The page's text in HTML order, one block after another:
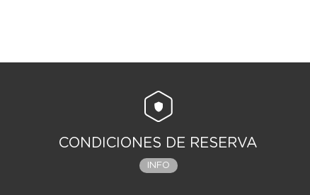
CONDICIONES DE RESERVA
INFO